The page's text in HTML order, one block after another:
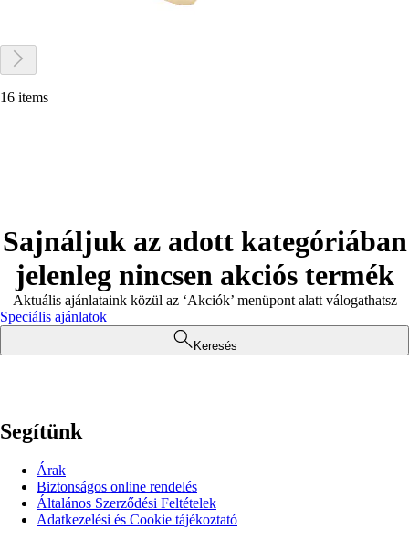
16 items
Sajnáljuk az adott kategóriában
jelenleg nincsen akciós termék
Aktuális ajánlataink közül az ‘Akciók’ menüpont alatt válogathatsz
Speciális ajánlatok
Keresés
Segítünk
Árak
Biztonságos online rendelés
Általános Szerződési Feltételek
Adatkezelési és Cookie tájékoztató